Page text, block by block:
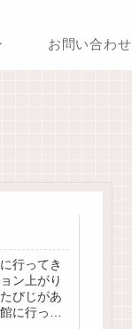
お問い合わせ
行ってき
ン上がり
びじがあ
に行った